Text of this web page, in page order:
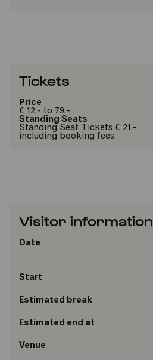
Tickets
Price
€ 12.- to 79.-
Standing Seats
Standing Seat Tickets € 21.-
including booking fees
Visitor information
Date
Start
Estimated break
Estimated end at
Venue